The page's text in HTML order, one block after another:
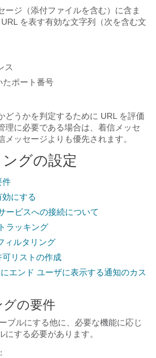
ージ（添付ファイルを含む）に含ま
を表す有効な文字列（次を含む文
ス
たポート番号
どうかを判定するために URL を評価
理に必要である場合は、着信メッセ
ッセージよりも優先されます。
グの設定
件
効にする
ービスへの接続について
ラッキング
ィルタリング
可リストの作成
エンド ユーザに表示する通知のカス
グの要件
ブルにする他に、必要な機能に応じ
する必要があります。